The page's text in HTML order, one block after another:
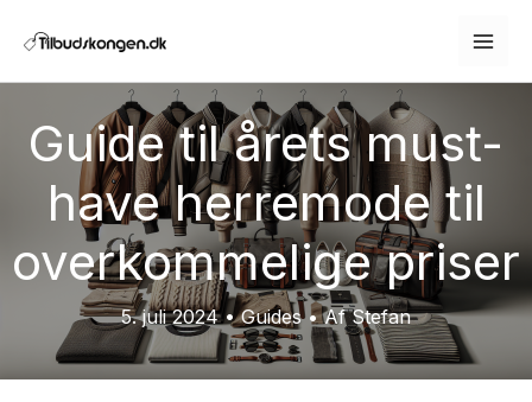
indholdet
Guide til årets must-
have herremode til
overkommelige priser
5. juli 2024•Guides• Af Stefan